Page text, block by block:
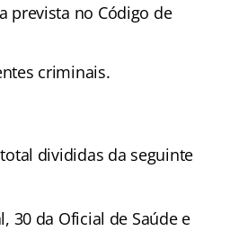
prevista no Código de
criminais.
divididas da seguinte
30 da Oficial de Saúde e